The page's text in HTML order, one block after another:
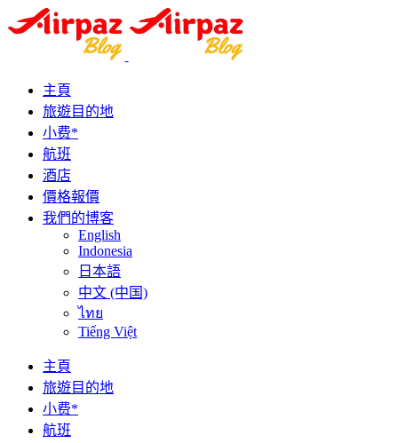
主頁
旅遊目的地
小费*
航班
酒店
價格報價
我們的博客
English
Indonesia
日本語
中文 (中国)
ไทย
Tiếng Việt
主頁
旅遊目的地
小费*
航班